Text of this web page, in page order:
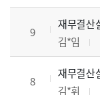
9
재무결산
김*임
8
재무결산
김*휘